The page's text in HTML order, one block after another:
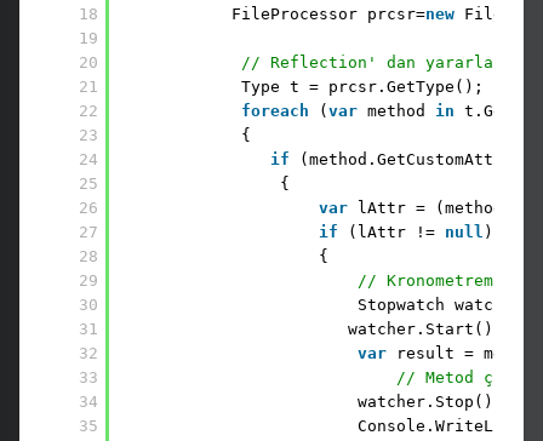
18
19
20
21
22
23
24
25
26
27
28
29
30
31
32
33
34
35
FileProcessor prcsr=new
// Reflection' dan
Type t = prcsr.GetType();
foreach
( var method in
{
if
{
var
lAttr =
if
(lAttr != null )
{
// Kronometremizi
Stopwatch watcher
watcher.Start();
var
result =
// Metod
watcher.Stop();
Console.WriteLine(